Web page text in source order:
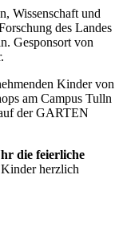
Wissenschaft und
des Landes
Gesponsort von
Kinder von
am Campus Tulln
der GARTEN
die feierliche
herzlich